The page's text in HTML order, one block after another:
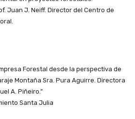
Juan J. Neiff. Director del Centro de
Forestal desde la perspectiva de
Montaña Sra. Pura Aguirre. Directora
A. Piñeiro.”
Santa Julia